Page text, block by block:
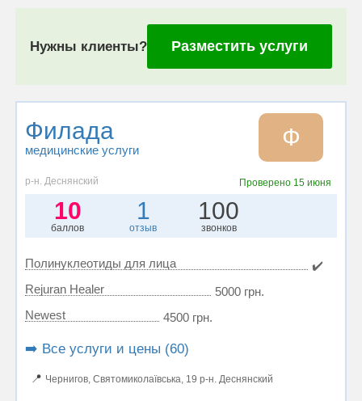
Нужны клиенты? Разместить услуги
Филада
медицинские услуги Ф
р-н. Деснянский Проверено 15 июня
10
баллов
1
отзыв
100
звонков
Полинуклеотиды для лица
✔️
Rejuran Healer
5000 грн.
Newest
4500 грн.
➡️ Все услуги и цены (60)
📍 Чернигов, Святомиколаївська, 19 р-н. Деснянский